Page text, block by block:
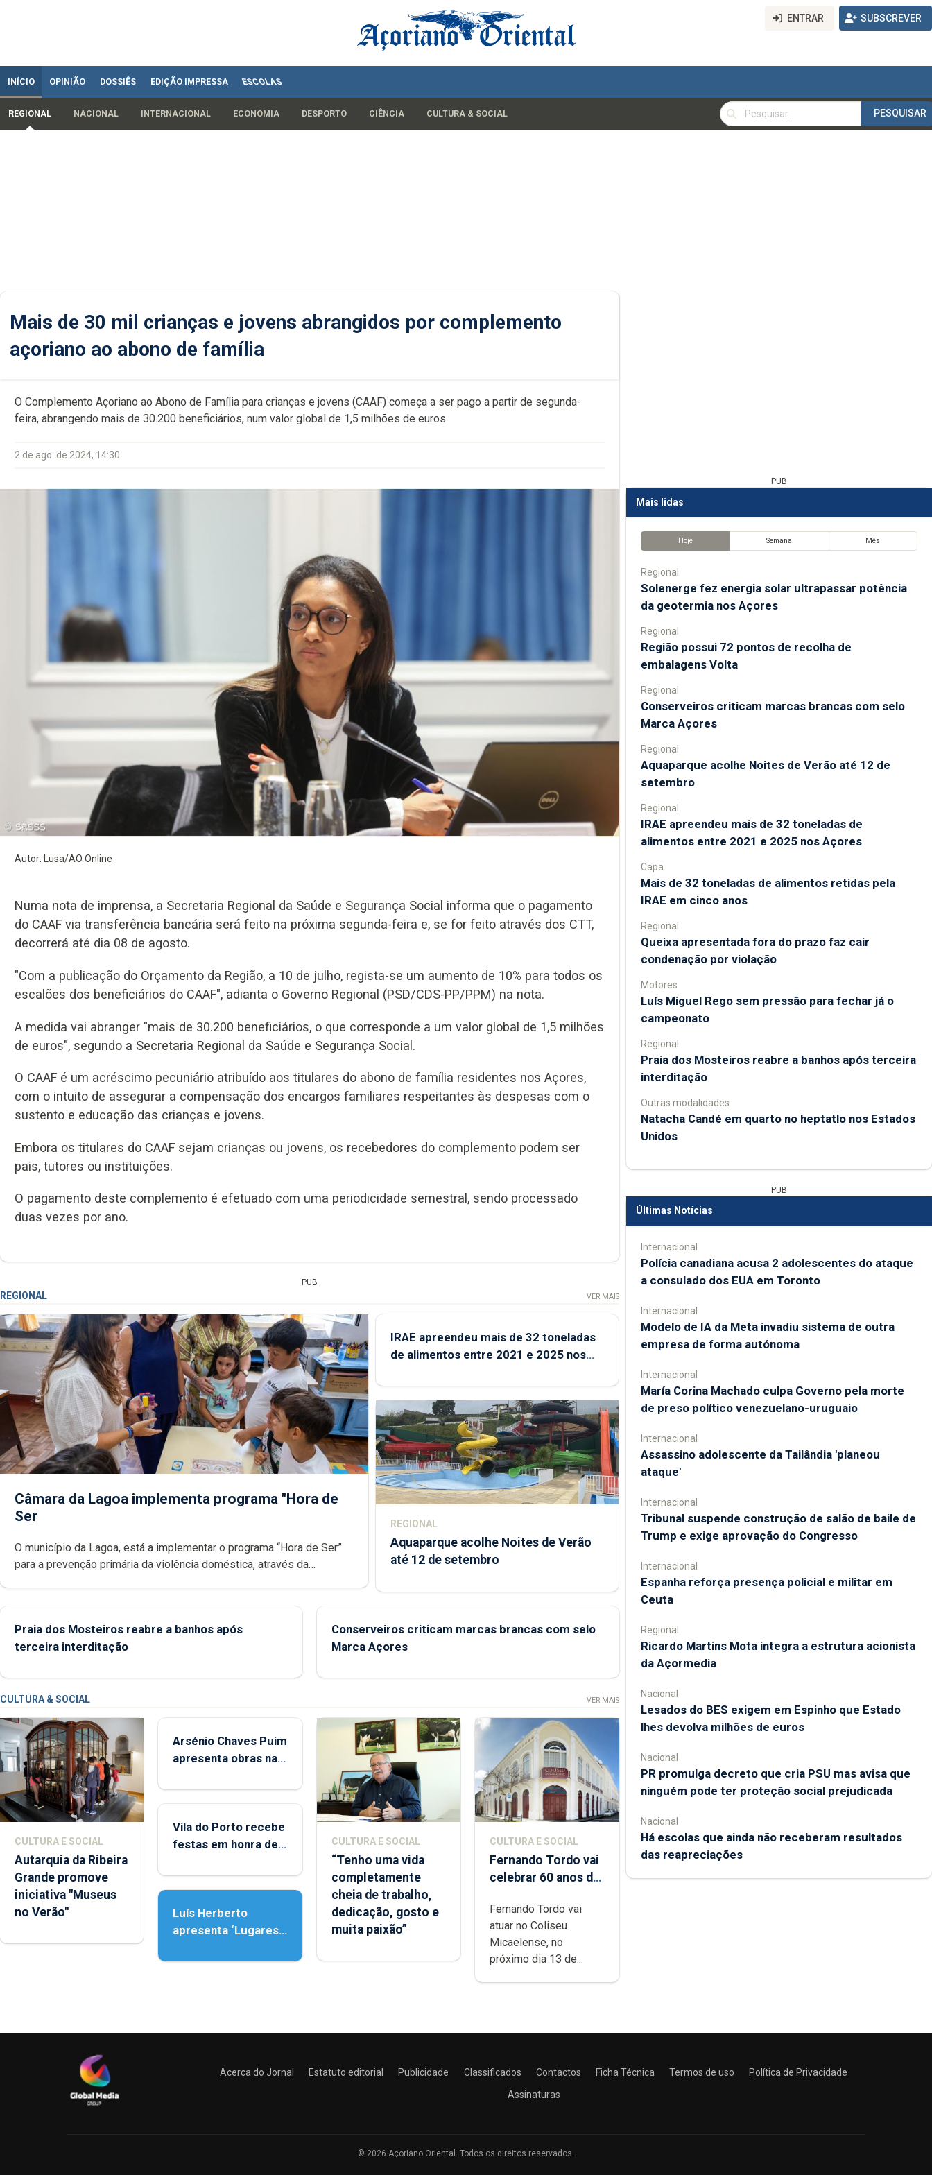
ENTRAR SUBSCREVER
INÍCIO OPINIÃO DOSSIÊS EDIÇÃO IMPRESSA ESCOLAS
REGIONAL NACIONAL INTERNACIONAL ECONOMIA DESPORTO CIÊNCIA CULTURA & SOCIAL
PESQUISAR
PESQUISAR
Mais de 30 mil crianças e jovens abrangidos por complemento
açoriano ao abono de família
O Complemento Açoriano ao Abono de Família para crianças e jovens (CAAF) começa a ser pago a partir de segunda-
feira, abrangendo mais de 30.200 beneficiários, num valor global de 1,5 milhões de euros
2 de ago. de 2024, 14:30
Autor: Lusa/AO Online
Numa nota de imprensa, a Secretaria Regional da Saúde e Segurança Social informa que o pagamento
do CAAF via transferência bancária será feito na próxima segunda-feira e, se for feito através dos CTT,
decorrerá até dia 08 de agosto.
"Com a publicação do Orçamento da Região, a 10 de julho, regista-se um aumento de 10% para todos os
escalões dos beneficiários do CAAF", adianta o Governo Regional (PSD/CDS-PP/PPM) na nota.
A medida vai abranger "mais de 30.200 beneficiários, o que corresponde a um valor global de 1,5 milhões
de euros", segundo a Secretaria Regional da Saúde e Segurança Social.
O CAAF é um acréscimo pecuniário atribuído aos titulares do abono de família residentes nos Açores,
com o intuito de assegurar a compensação dos encargos familiares respeitantes às despesas com o
sustento e educação das crianças e jovens.
Embora os titulares do CAAF sejam crianças ou jovens, os recebedores do complemento podem ser
pais, tutores ou instituições.
O pagamento deste complemento é efetuado com uma periodicidade semestral, sendo processado
duas vezes por ano.
PUB
REGIONAL VER MAIS
Câmara da Lagoa implementa programa "Hora de
Ser
O município da Lagoa, está a implementar o programa “Hora de Ser”
para a prevenção primária da violência doméstica, através da
IRAE apreendeu mais de 32 toneladas
de alimentos entre 2021 e 2025 nos
REGIONAL
Aquaparque acolhe Noites de Verão
até 12 de setembro
Praia dos Mosteiros reabre a banhos após
terceira interditação
Conserveiros criticam marcas brancas com selo
Marca Açores
CULTURA & SOCIAL VER MAIS
CULTURA E SOCIAL
Autarquia da Ribeira
Grande promove
iniciativa "Museus
no Verão"
Arsénio Chaves Puim
apresenta obras na
Porto
Vila do Porto recebe
festas em honra de
Assunção
Luís Herberto
apresenta ‘Lugares
CULTURA E SOCIAL
“Tenho uma vida
completamente
cheia de trabalho,
dedicação, gosto e
muita paixão”
CULTURA E SOCIAL
Fernando Tordo vai
celebrar 60 anos de
Micaelense
Fernando Tordo vai
atuar no Coliseu
Micaelense, no
próximo dia 13 de...
PUB
Mais lidas
Hoje Semana Mês
Regional
Solenerge fez energia solar ultrapassar potência
da geotermia nos Açores
Regional
Região possui 72 pontos de recolha de
embalagens Volta
Regional
Conserveiros criticam marcas brancas com selo
Marca Açores
Regional
Aquaparque acolhe Noites de Verão até 12 de
setembro
Regional
IRAE apreendeu mais de 32 toneladas de
alimentos entre 2021 e 2025 nos Açores
Capa
Mais de 32 toneladas de alimentos retidas pela
IRAE em cinco anos
Regional
Queixa apresentada fora do prazo faz cair
condenação por violação
Motores
Luís Miguel Rego sem pressão para fechar já o
campeonato
Regional
Praia dos Mosteiros reabre a banhos após terceira
interditação
Outras modalidades
Natacha Candé em quarto no heptatlo nos Estados
Unidos
PUB
Últimas Notícias
Internacional
Polícia canadiana acusa 2 adolescentes do ataque
a consulado dos EUA em Toronto
Internacional
Modelo de IA da Meta invadiu sistema de outra
empresa de forma autónoma
Internacional
María Corina Machado culpa Governo pela morte
de preso político venezuelano-uruguaio
Internacional
Assassino adolescente da Tailândia 'planeou
ataque'
Internacional
Tribunal suspende construção de salão de baile de
Trump e exige aprovação do Congresso
Internacional
Espanha reforça presença policial e militar em
Ceuta
Regional
Ricardo Martins Mota integra a estrutura acionista
da Açormedia
Nacional
Lesados do BES exigem em Espinho que Estado
lhes devolva milhões de euros
Nacional
PR promulga decreto que cria PSU mas avisa que
ninguém pode ter proteção social prejudicada
Nacional
Há escolas que ainda não receberam resultados
das reapreciações
Acerca do Jornal Estatuto editorial Publicidade Classificados Contactos Ficha Técnica Termos de uso
Política de Privacidade
Assinaturas
© 2026 Açoriano Oriental. Todos os direitos reservados.